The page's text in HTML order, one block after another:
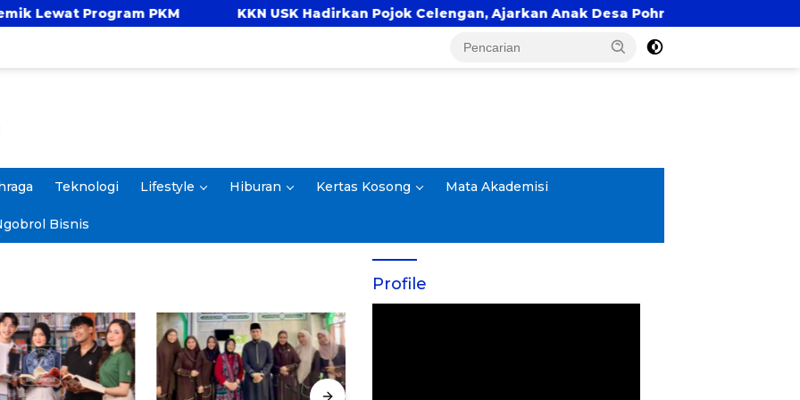
Program PKM KKN USK Hadirkan Pojok Celengan, Ajarkan Anak Desa Pohroh Gemar Menabung
Teknologi Lifestyle Hiburan Kertas Kosong Mata Akademisi
Bisnis
Profile